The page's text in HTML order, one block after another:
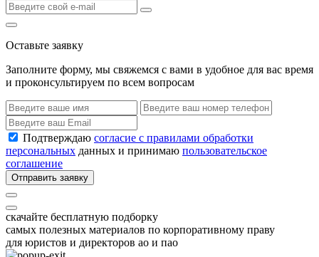
Оставьте заявку
Заполните форму, мы свяжемся с вами в удобное для вас время
и проконсультируем по всем вопросам
Подтверждаю согласие с правилами обработки
персональных данных и принимаю пользовательское
соглашение
Отправить заявку
скачайте бесплатную подборку
самых полезных материалов по корпоративному праву
для юристов и директоров ао и пао